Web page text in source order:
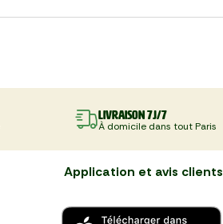
Livraison 7J/7
À domicile dans tout Paris
Application et avis clients